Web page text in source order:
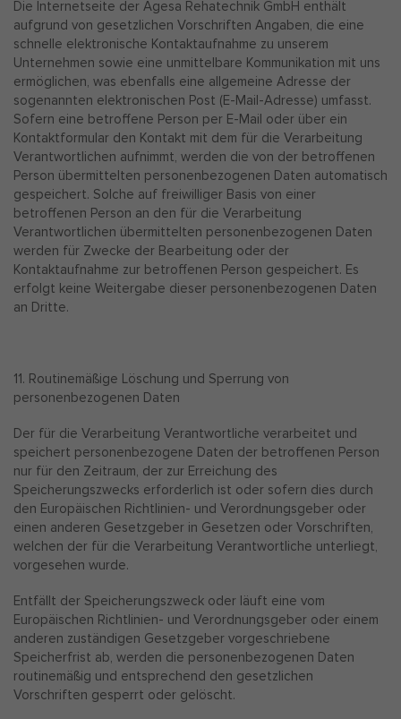
Die Internetseite der Agesa Rehatechnik GmbH enthält
aufgrund von gesetzlichen Vorschriften Angaben, die eine
schnelle elektronische Kontaktaufnahme zu unserem
Unternehmen sowie eine unmittelbare Kommunikation mit uns
ermöglichen, was ebenfalls eine allgemeine Adresse der
sogenannten elektronischen Post (E-Mail-Adresse) umfasst.
Sofern eine betroffene Person per E-Mail oder über ein
Kontaktformular den Kontakt mit dem für die Verarbeitung
Verantwortlichen aufnimmt, werden die von der betroffenen
Person übermittelten personenbezogenen Daten automatisch
gespeichert. Solche auf freiwilliger Basis von einer
betroffenen Person an den für die Verarbeitung
Verantwortlichen übermittelten personenbezogenen Daten
werden für Zwecke der Bearbeitung oder der
Kontaktaufnahme zur betroffenen Person gespeichert. Es
erfolgt keine Weitergabe dieser personenbezogenen Daten
an Dritte.
11. Routinemäßige Löschung und Sperrung von
personenbezogenen Daten
Der für die Verarbeitung Verantwortliche verarbeitet und
speichert personenbezogene Daten der betroffenen Person
nur für den Zeitraum, der zur Erreichung des
Speicherungszwecks erforderlich ist oder sofern dies durch
den Europäischen Richtlinien- und Verordnungsgeber oder
einen anderen Gesetzgeber in Gesetzen oder Vorschriften,
welchen der für die Verarbeitung Verantwortliche unterliegt,
vorgesehen wurde.
Entfällt der Speicherungszweck oder läuft eine vom
Europäischen Richtlinien- und Verordnungsgeber oder einem
anderen zuständigen Gesetzgeber vorgeschriebene
Speicherfrist ab, werden die personenbezogenen Daten
routinemäßig und entsprechend den gesetzlichen
Vorschriften gesperrt oder gelöscht.